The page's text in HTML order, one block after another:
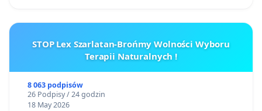
STOP Lex Szarlatan-Brońmy Wolności Wyboru
Terapii Naturalnych !
8 063 podpisów
26 Podpisy / 24 godzin
18 May 2026